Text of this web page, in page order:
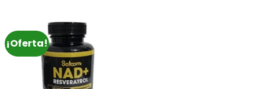
¡Oferta!